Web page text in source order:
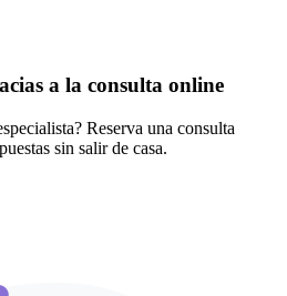
a la consulta online
Reserva una consulta
sin salir de casa.